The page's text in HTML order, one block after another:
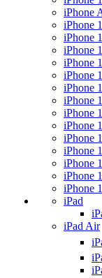
iPhone
iPhone
iPhone
iPhone
iPhone
iPhone
iPhone
iPhone
iPhone
iPhone
iPhone
iPhone
iPhone
iPhone
iPhone
iPad
iPad Air